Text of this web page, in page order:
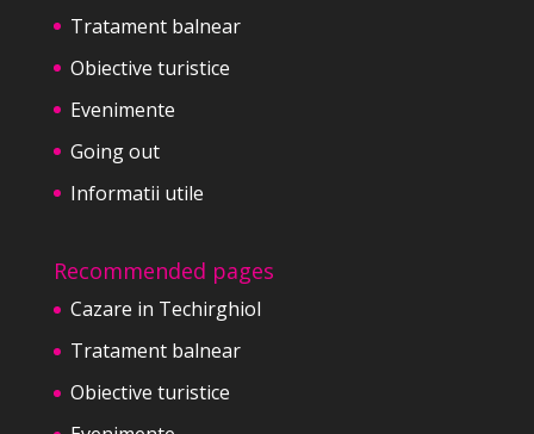
Tratament balnear
Obiective turistice
Evenimente
Going out
Informatii utile
Recommended pages
Cazare in Techirghiol
Tratament balnear
Obiective turistice